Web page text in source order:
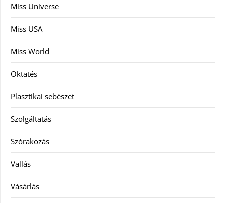
Miss Universe
Miss USA
Miss World
Oktatés
Plasztikai sebészet
Szolgáltatás
Szórakozás
Vallás
Vásárlás